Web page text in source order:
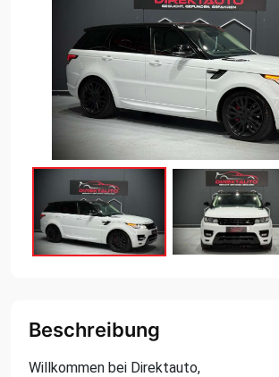
Beschreibung
Willkommen bei Direktauto,